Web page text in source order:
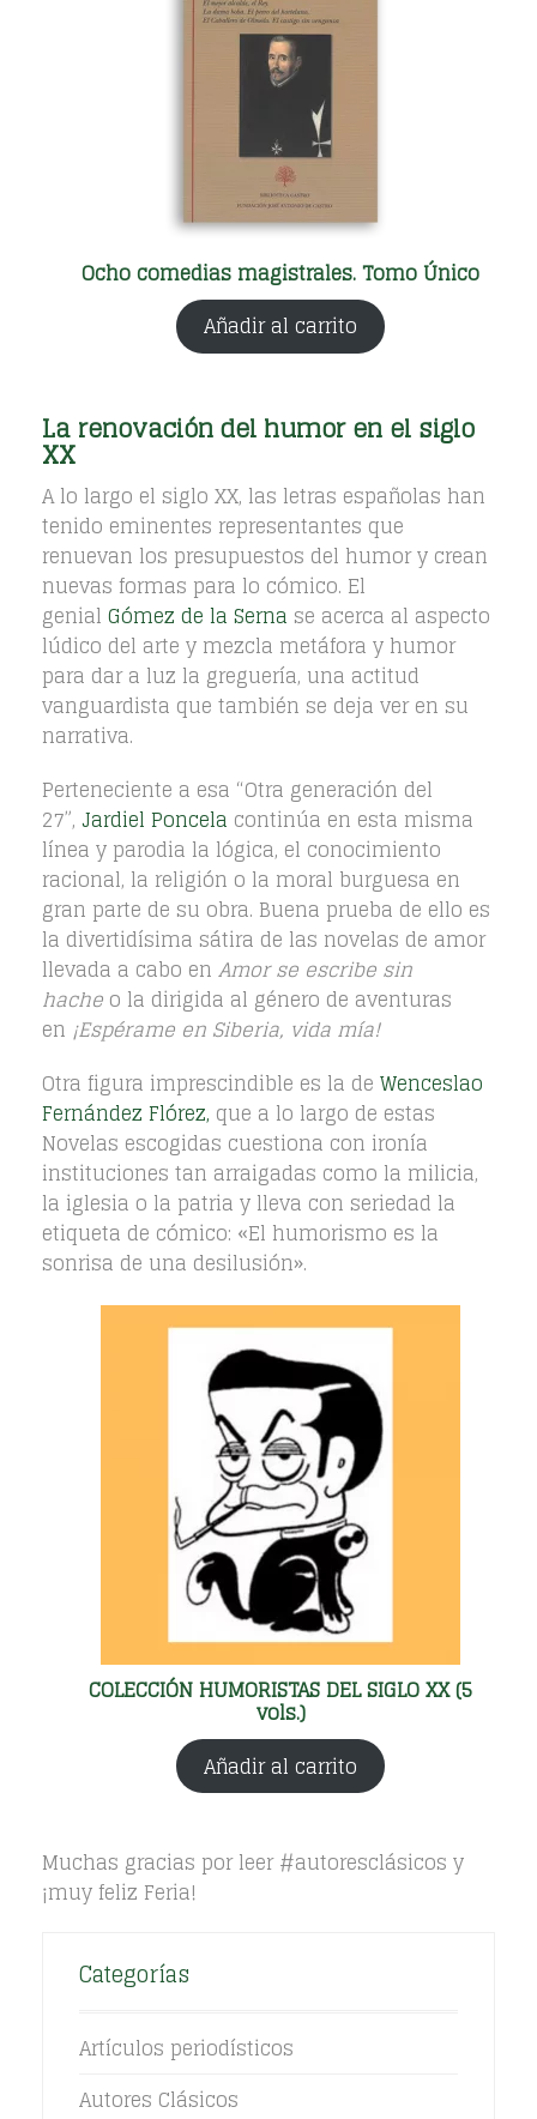
Ocho comedias magistrales. Tomo Único
Añadir al carrito
La renovación del humor en el siglo
XX
A lo largo el siglo XX, las letras españolas han
tenido eminentes representantes que
renuevan los presupuestos del humor y crean
nuevas formas para lo cómico. El
genial Gómez de la Serna se acerca al aspecto
lúdico del arte y mezcla metáfora y humor
para dar a luz la greguería, una actitud
vanguardista que también se deja ver en su
narrativa.
Perteneciente a esa “Otra generación del
27”, Jardiel Poncela continúa en esta misma
línea y parodia la lógica, el conocimiento
racional, la religión o la moral burguesa en
gran parte de su obra. Buena prueba de ello es
la divertidísima sátira de las novelas de amor
llevada a cabo en Amor se escribe sin
hache o la dirigida al género de aventuras
en ¡Espérame en Siberia, vida mía!
Otra figura imprescindible es la de Wenceslao
Fernández Flórez, que a lo largo de estas
Novelas escogidas cuestiona con ironía
instituciones tan arraigadas como la milicia,
la iglesia o la patria y lleva con seriedad la
etiqueta de cómico: «El humorismo es la
sonrisa de una desilusión».
COLECCIÓN HUMORISTAS DEL SIGLO XX (5
vols.)
Añadir al carrito
Muchas gracias por leer #autoresclásicos y
¡muy feliz Feria!
Categorías
Artículos periodísticos
Autores Clásicos